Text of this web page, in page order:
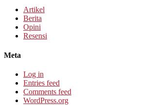
Artikel
Berita
Opini
Resensi
Meta
Log in
Entries feed
Comments feed
WordPress.org